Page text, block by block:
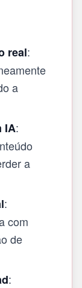
real:
a
IA:
a
:
com
de
: